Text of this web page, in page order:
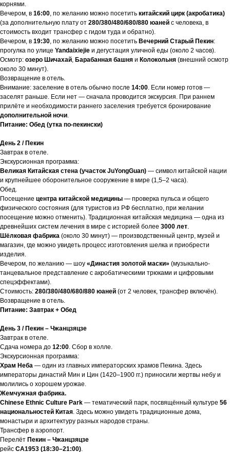
корнями.
Вечером, в 16:00, по желанию можно посетить китайский цирк (акробатика)
(за дополнительную плату от 280/380/480/680/880 юаней с человека, в
стоимость входит трансфер с гидом туда и обратно).
Вечером, в 19:30, по желанию можно посетить Вечерний Старый Пекин:
прогулка по улице Yandaixiejie и дегустация уличной еды (около 2 часов).
Осмотр: озеро Шичахай, Барабанная башня и Колокольня (внешний осмотр
около 30 минут).
Возвращение в отель.
Внимание: заселение в отель обычно после 14:00. Если номер готов —
заселят раньше. Если нет — сначала проводится экскурсия. При раннем
прилёте и необходимости раннего заселения требуется бронирование
дополнительной ночи.
Питание: Обед (утка по-пекински)
День 2 / Пекин
Завтрак в отеле.
Экскурсионная программа:
Великая Китайская стена (участок JuYongGuan) — символ китайской нации
и крупнейшее оборонительное сооружение в мире (1,5–2 часа).
Обед.
Посещение центра китайской медицины — проверка пульса и общего
физического состояния (для туристов из РФ бесплатно, при желании
посещение можно отменить). Традиционная китайская медицина — одна из
древнейших систем лечения в мире с историей более 3000 лет.
Шёлковая фабрика (около 30 минут) — производственный центр, музей и
магазин, где можно увидеть процесс изготовления шелка и приобрести
изделия.
Вечером, по желанию — шоу «Династия золотой маски» (музыкально-
танцевальное представление с акробатическими трюками и цифровыми
спецэффектами).
Стоимость: 280/380/480/680/880 юаней (от 2 человек, трансфер включён).
Возвращение в отель.
Питание: Завтрак + Обед
День 3 / Пекин – Чжанцзяцзе
Завтрак в отеле.
Сдача номера до 12:00. Сбор в холле.
Экскурсионная программа:
Храм Неба — один из главных императорских храмов Пекина. Здесь
императоры династий Мин и Цин (1420–1900 гг.) приносили жертвы небу и
молились о хорошем урожае.
Жемчужная фабрика.
Chinese Ethnic Culture Park — тематический парк, посвящённый культуре 56
национальностей Китая. Здесь можно увидеть традиционные дома,
монастыри и архитектуру разных народов страны.
Трансфер в аэропорт.
Перелёт Пекин – Чжанцзяцзе
рейс CA1953 (18:30–21:00).